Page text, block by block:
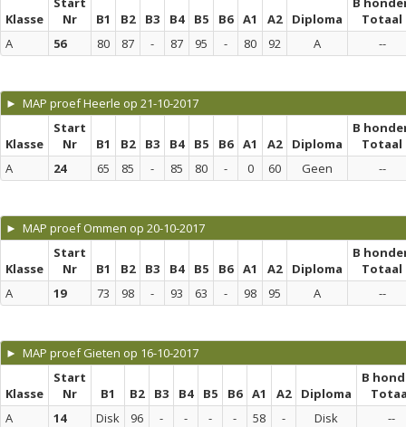
Klasse
Nr
B1 B2 B3 B4 B5 B6 A1 A2 Diploma
Totaal
A
56 80 87 - 87 95 - 80 92 A --
► MAP proef Heerle op 21-10-2017
Klasse
Start
Nr
B1 B2 B3 B4 B5 B6 A1 A2 Diploma
B
Totaal
A
24 65 85 - 85 80 - 0 60 Geen --
► MAP proef Ommen op 20-10-2017
Klasse
Start
Nr
B1 B2 B3 B4 B5 B6 A1 A2 Diploma
B
Totaal
A
19 73 98 - 93 63 - 98 95 A --
► MAP proef Gieten op 16-10-2017
Klasse
Start
Nr
B1 B2 B3 B4 B5 B6 A1 A2 Diploma
B
A
14 Disk 96 - - - - 58 - Disk --